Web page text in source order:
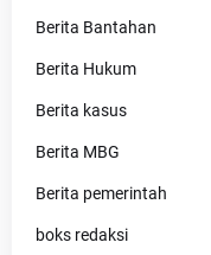
Berita Bantahan
Berita Hukum
Berita kasus
Berita MBG
Berita pemerintah
boks redaksi